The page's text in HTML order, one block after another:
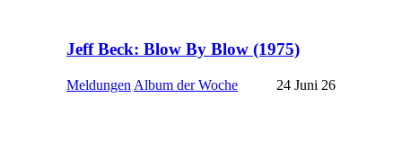
Jeff Beck: Blow By Blow (1975)
Meldungen Album der Woche 24 Juni 26